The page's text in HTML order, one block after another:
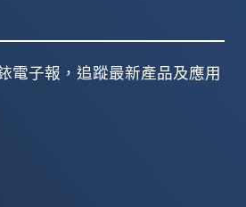
電子報，追蹤最新產品及應用